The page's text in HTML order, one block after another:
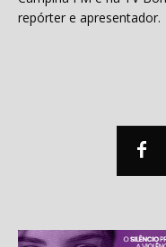
repórter e apresentador.